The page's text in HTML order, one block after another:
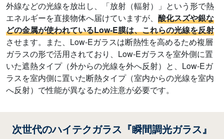
外線などの光線を放出し、「放射（輻射）」という形で熱
エネルギーを直接物体へ届けていますが、 酸化スズや銀な
どの金属が使われているLow-E膜は、これらの光線を反射
させます。また、Low-Eガラスは断熱性を高めるため複層
ガラスの形で活用されており、Low-Eガラスを室外側に置
いた遮熱タイプ（外からの光線を外へ反射）と、Low-Eガ
ラスを室内側に置いた断熱タイプ（室内からの光線を室内
へ反射）で性能が異なるため注意が必要です。
次世代のハイテクガラス『瞬間調光ガラス』